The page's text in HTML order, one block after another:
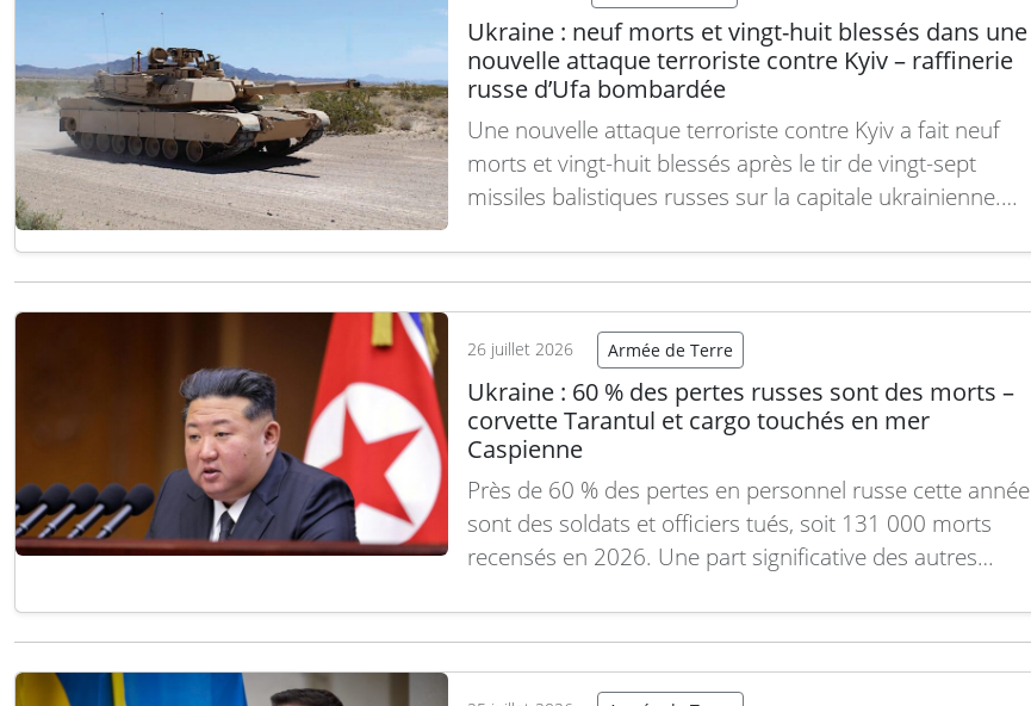
Ukraine : neuf morts et vingt-huit blessés dans une
nouvelle attaque terroriste contre Kyiv – raffinerie
russe d’Ufa bombardée
Une nouvelle attaque terroriste contre Kyiv a fait neuf
morts et vingt-huit blessés après le tir de vingt-sept
missiles balistiques russes sur la capitale ukrainienne.
région russe de Bachkourtostan, a été bombardée par
d’ensemble dans…Lire la suite
26 juillet 2026 Armée de Terre
Ukraine : 60 % des pertes russes sont des morts –
corvette Tarantul et cargo touchés en mer
Caspienne
Près de 60 % des pertes en personnel russe cette année
sont des soldats et officiers tués, soit 131 000 morts
recensés en 2026. Une part significative des autres
des soldats gravement mutilés, probablement devenus